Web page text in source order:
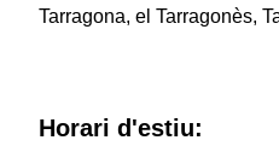
Tarragona, el Tarragonès,
Horari d'estiu: